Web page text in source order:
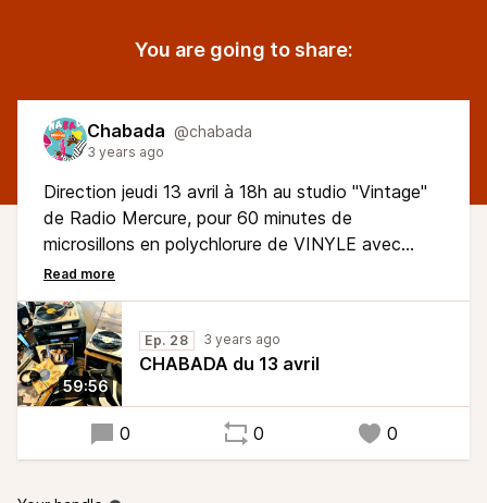
You are going to share:
Chabada @chabada
3 years ago
Direction jeudi 13 avril à 18h au studio "Vintage"
de Radio Mercure, pour 60 minutes de
microsillons en polychlorure de VINYLE avec
quelques raretés restaurées de la discothèque
JAZZ de Radio Mercure. Les platines vont
chauffer !! Rediffusion samedi 15 avril à 16h.
59:56
Ep. 28 3 years ago
CHABADA du 13 avril
0 0 0